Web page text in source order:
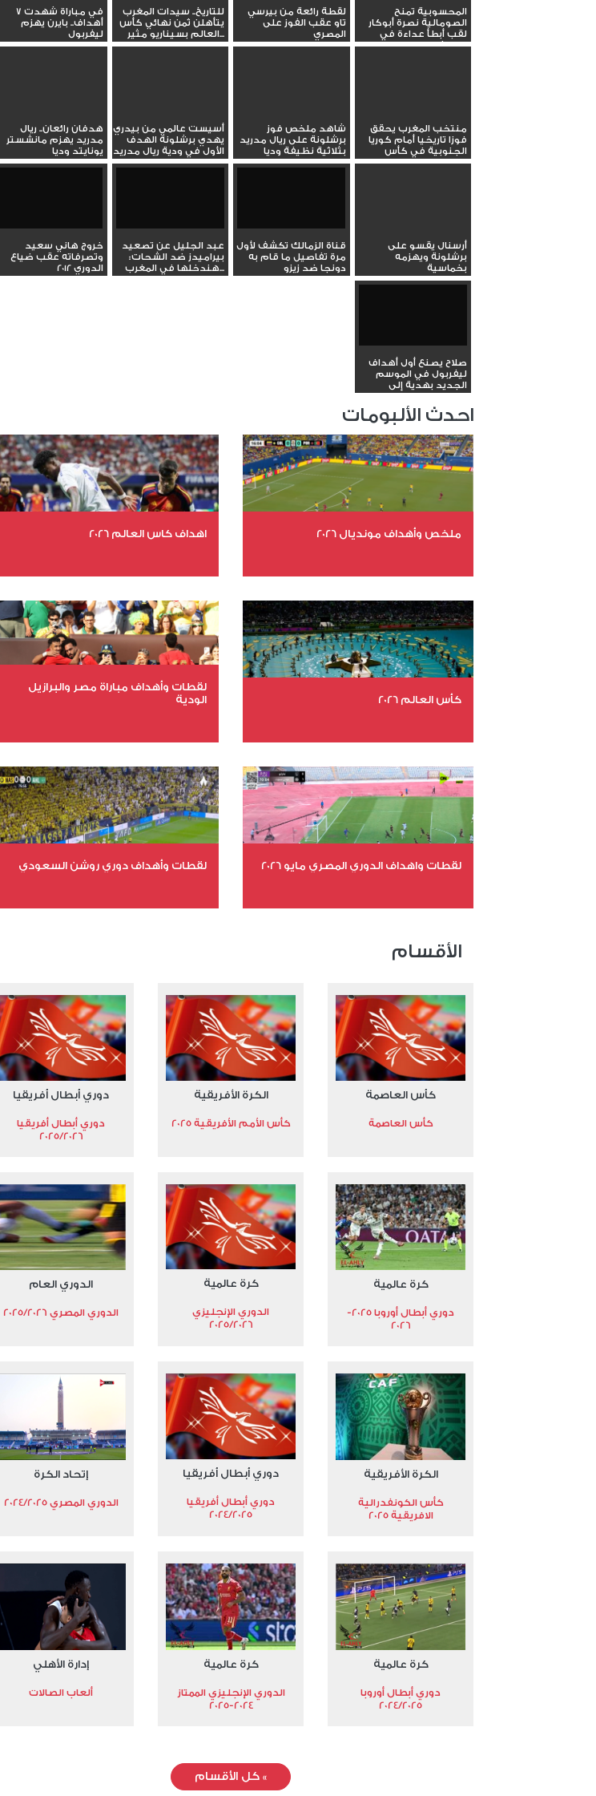
— beIN SPORTS
(@beINSPORTS_EN)
August 6, 2023
المحسوبية تمنح
الصومالية نصرة أبوكار
لقب أبطأ عداءة في
التاريخ
لقطة رائعة من بيرسي
تاو عقب الفوز على
المصري
للتاريخ.. سيدات المغرب
يتأهلن ثمن نهائي كأس
العالم بسيناريو مثير...
في مباراة شهدت 7
أهداف.. بايرن يهزم
ليفربول
منتخب المغرب يحقق
فوزا تاريخيا أمام كوريا
الجنوبية في كأس
العالم...
شاهد ملخص فوز
برشلونة على ريال مدريد
بثلاثية نظيفة وديا
أسيست عالمي من بيدري
يهدي برشلونة الهدف
الأول في ودية ريال مدريد
هدفان رائعان.. ريال
مدريد يهزم مانشستر
يونايتد وديا
أرسنال يقسو على
برشلونة ويهزمه
بخماسية
قناة الزمالك تكشف لأول
مرة تفاصيل ما قام به
دونجا ضد زيزو
عبد الجليل عن تصعيد
بيراميدز ضد الشحات:
هندخلها في المغرب...
خروج هاني سعيد
وتصرفاته عقب ضياع
الدوري 2012
صلاح يصنع أول أهداف
ليفربول في الموسم
الجديد بهدية إلى
احدث الألبومات
ملخص وأهداف مونديال 2026
عدد المشاهدات 4934
اهداف كاس العالم 2026
عدد المشاهدات 1993
كأس العالم 2026
عدد المشاهدات 10910
لقطات وأهداف مباراة مصر والبرازيل
الودية
عدد المشاهدات 15787
لقطات واهداف الدوري المصري مايو 2026 لقطات وأهداف دوري روشن السعودي
الأقسام
كأس العاصمة
كأس العاصمة
الكرة الأفريقية
كأس الأمم الأفريقية 2025
دوري أبطال أفريقيا
دوري أبطال أفريقيا
2025/2026
كرة عالمية
دوري أبطال أوروبا 2025-
2026
كرة عالمية
الدوري الإنجليزي
2025/2026
الدوري العام
الدوري المصري 2025/2026
الكرة الأفريقية
كأس الكونفدرالية
الافريقية 2025
دوري أبطال أفريقيا
دوري أبطال أفريقيا
2024/2025
إتحاد الكرة
الدوري المصري 2024/2025
كرة عالمية
دوري أبطال أوروبا
2024/2025
كرة عالمية
الدوري الإنجليزي الممتاز
2024-2025
إدارة الأهلي
ألعاب الصالات
»كل الأقسام